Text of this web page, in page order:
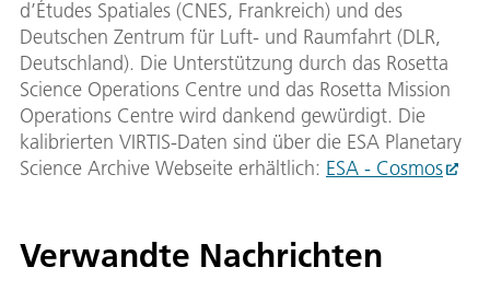
d’Études Spatiales (CNES, Frankreich) und des
Deutschen Zentrum für Luft- und Raumfahrt (DLR,
Deutschland). Die Unterstützung durch das Rosetta
Science Operations Centre und das Rosetta Mission
Operations Centre wird dankend gewürdigt. Die
kalibrierten VIRTIS-Daten sind über die ESA Planetary
Science Archive Webseite erhältlich: ESA - Cosmos
Verwandte Nachrichten